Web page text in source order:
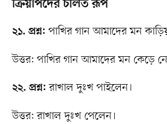
ক্রিয়াপদের চলিত রূপ
২১. প্রশ্ন: পাখির গান আমাদের মন
উত্তর: পাখির গান আমাদের মন কেড়ে
২২. প্রশ্ন: রাখাল দুঃখ পাইলেন।
উত্তর: রাখাল দুঃখ পেলেন।